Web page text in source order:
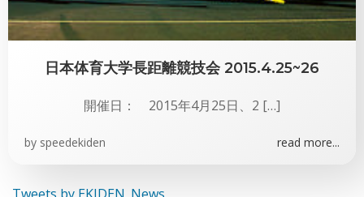
日本体育大学長距離競技会 2015.4.25~26
開催日： 2015年4月25日、2 […]
by speedekiden read more...